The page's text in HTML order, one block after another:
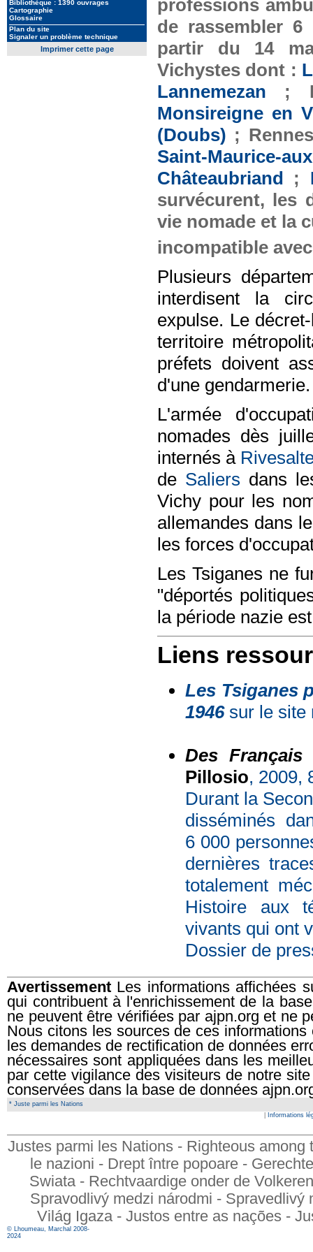
Bibliothèque : 1390 ouvrages
Cartographie
Glossaire
Plan du site
Signaler un problème technique
Imprimer cette page
professions
de rassembler
partir du 14
Vichystes dont :
Lannemezan ;
Monsireigne en
(Doubs) ;
Saint-Maurice-
Châteaubriand ;
survécurent, les
vie nomade et la
incompatible
Plusieurs
interdisent la
expulse. Le
territoire
préfets doivent
d'une gendarmerie.
L'armée
nomades dès
internés à
de Saliers dans
Vichy pour les
allemandes dans
les forces
Les Tsiganes ne
"déportés
la période nazie
Liens
Les Tsiganes
1946 sur le site
Des
Pillosio, 2009,
Durant la
disséminés
6 000
dernières
totalement
Histoire aux
vivants qui ont
Dossier de
Avertissement Les informations affichées
qui contribuent à l'enrichissement de la
ne peuvent être vérifiées par ajpn.org et ne
Nous citons les sources de ces
les demandes de rectification de données
nécessaires sont appliquées dans les
par cette vigilance des visiteurs de notre
conservées dans la base de données
* Juste parmi les Nations
Informations
Justes parmi les Nations - Righteous
le nazioni - Drept între popoare -
Swiata - Rechtvaardige onder de
Spravodlivý medzi národmi -
Világ Igaza - Justos entre as nações -
© Lhoumeau, Marchal 2008-
2024